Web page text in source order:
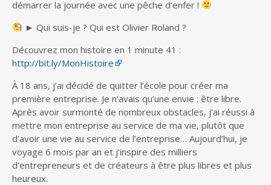
démarrer la journée avec une pêche d’enfer !
► Qui suis-je ? Qui est Olivier Roland ?
Découvrez mon histoire en 1 minute 41 :
http://bit.ly/MonHistoire
À 18 ans, j’ai décidé de quitter l’école pour créer ma
première entreprise. Je n’avais qu’une envie : être libre.
Après avoir surmonté de nombreux obstacles, j’ai réussi à
mettre mon entreprise au service de ma vie, plutôt que
d’avoir une vie au service de l’entreprise… Aujourd’hui, je
voyage 6 mois par an et j’inspire des milliers
d’entrepreneurs et de créateurs à être plus libres et plus
heureux.